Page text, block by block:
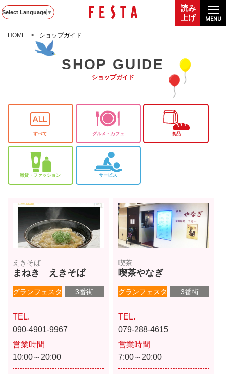
読み
上げ
Select Language ▼
MENU
HOME ショップガイド
SHOP GUIDE
ショップガイド
すべて グルメ・カフェ 食品
雑貨・ファッション サービス
えきそば
まねき えきそば
グランフェスタ 3番街
TEL.
090-4901-9967
営業時間
10:00～20:00
喫茶
喫茶やなぎ
グランフェスタ 3番街
TEL.
079-288-4615
営業時間
7:00～20:00